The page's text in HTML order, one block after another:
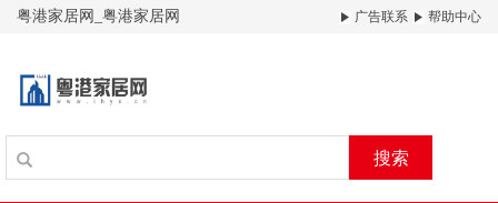
粤港家居网_粤港家居网 广告联系 帮助中心
搜索